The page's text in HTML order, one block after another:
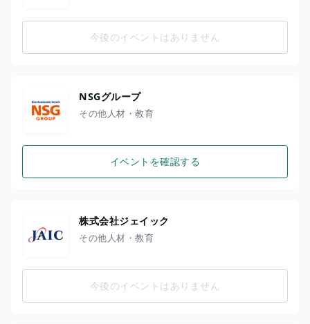
今後のイベントはありません
NSGグループ
その他人材・教育
イベントを確認する
株式会社ジェイック
その他人材・教育
今後のイベントはありません